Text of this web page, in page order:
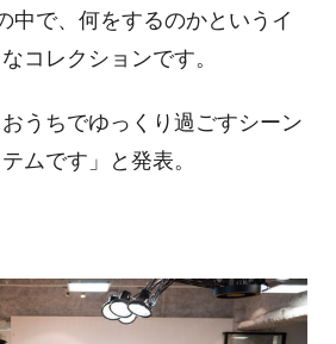
中で、何をするのかというイ
コレクションです。
うちでゆっくり過ごすシーン
ムです」と発表。